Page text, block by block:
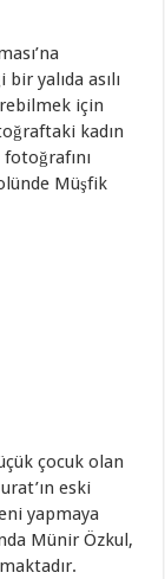
yalıda asılı
için
kadın
Müşfik
çocuk olan
eski
yapmaya
Münir Özkul,